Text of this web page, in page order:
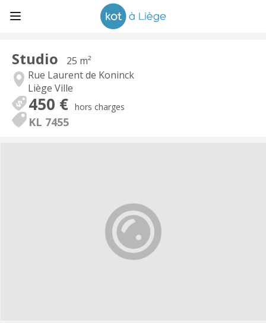
Studio
25 m²
Rue Laurent de Koninck
Liège Ville
450 € hors charges
KL 7455